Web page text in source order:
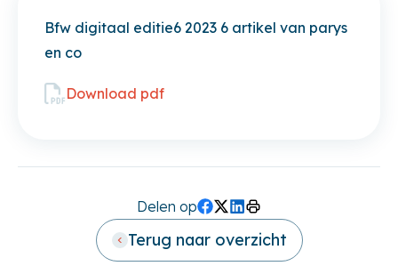
Bfw digitaal editie6 2023 6 artikel van parys
en co
Download pdf
Delen op
Facebook
Twitter (X)
LinkedIn
Print
Terug naar overzicht